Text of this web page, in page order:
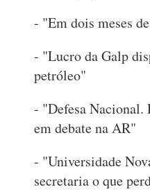
- "Em dois meses
- "Lucro da Galp
petróleo"
- "Defesa Nacional.
em debate na AR"
- "Universidade
secretaria o que